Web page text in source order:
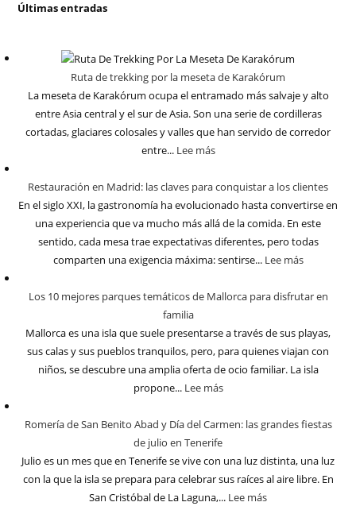
Últimas entradas
Ruta de trekking por la meseta de Karakórum
La meseta de Karakórum ocupa el entramado más salvaje y alto
entre Asia central y el sur de Asia. Son una serie de cordilleras
cortadas, glaciares colosales y valles que han servido de corredor
entre... Lee más
Restauración en Madrid: las claves para conquistar a los clientes
En el siglo XXI, la gastronomía ha evolucionado hasta convertirse en
una experiencia que va mucho más allá de la comida. En este
sentido, cada mesa trae expectativas diferentes, pero todas
comparten una exigencia máxima: sentirse... Lee más
Los 10 mejores parques temáticos de Mallorca para disfrutar en
familia
Mallorca es una isla que suele presentarse a través de sus playas,
sus calas y sus pueblos tranquilos, pero, para quienes viajan con
niños, se descubre una amplia oferta de ocio familiar. La isla
propone... Lee más
Romería de San Benito Abad y Día del Carmen: las grandes fiestas
de julio en Tenerife
Julio es un mes que en Tenerife se vive con una luz distinta, una luz
con la que la isla se prepara para celebrar sus raíces al aire libre. En
San Cristóbal de La Laguna,... Lee más